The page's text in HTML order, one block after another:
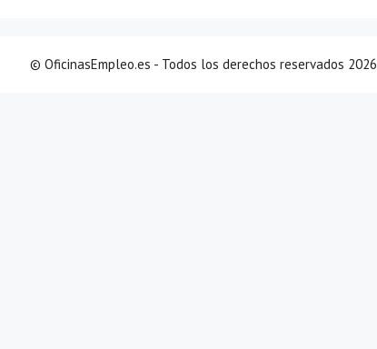
© OficinasEmpleo.es - Todos los derechos reservados 2026